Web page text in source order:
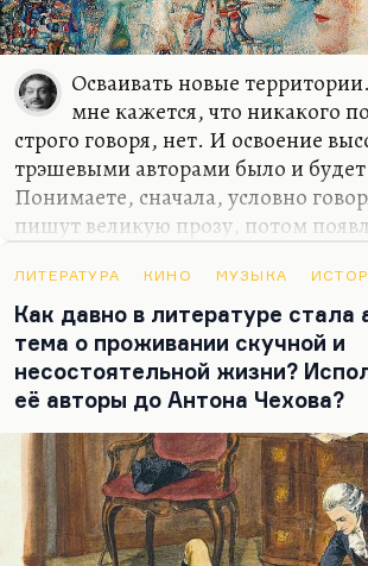
Осваивать новые
мне кажется, что никакого
строго говоря, нет. И освоение
трэшевыми авторами было и будет
Понимаете, сначала, условно
пишут великую прозу, потом
условно говоря, Грин пишет свою
потом масса таких
его образы и выпускают в «мыло»
Это нормальная вещь.
Так и сегодня, с одной стороны,
авангардистские поиски
американские литераторы,
серьезные, а это постепенно
достоянием беллетристов. Это
Кстати говоря, в советской,…
ЛИТЕРАТУРА КИНО МУЗЫКА
Как давно в литературе стала
тема о проживании скучной и
несостоятельной жизни?
её авторы до Антона Чехова?